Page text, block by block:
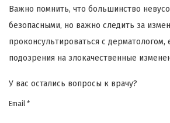
Важно помнить, что большинство
безопасными, но важно следить за
проконсультироваться с дерматологом,
подозрения на злокачественные
У вас остались вопросы к врачу?
Email *